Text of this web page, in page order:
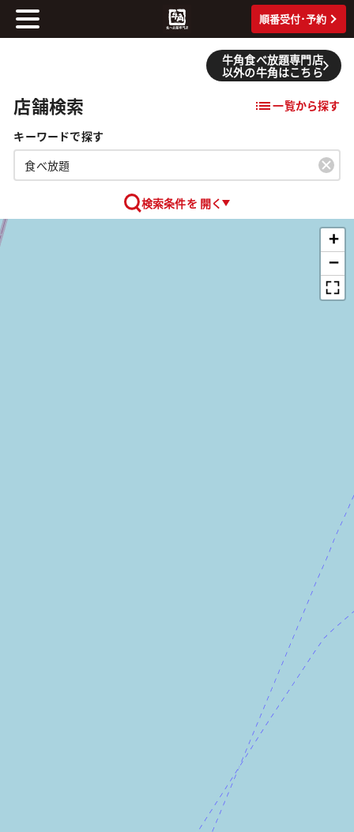
順番受付･予約
牛角食べ放題専門店
以外の牛角はこちら
店舗検索
一覧から探す
キーワードで探す
検索条件を 開く
+
−